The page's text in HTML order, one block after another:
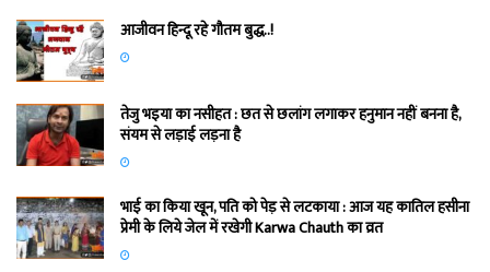
आजीवन हिन्दू रहे गौतम बुद्ध..!
तेजु भइया का नसीहत : छत से छलांग लगाकर हनुमान नहीं बनना है,
संयम से लड़ाई लड़ना है
भाई का किया खून, पति को पेड़ से लटकाया : आज यह कातिल हसीना
प्रेमी के लिये जेल में रखेगी Karwa Chauth का व्रत